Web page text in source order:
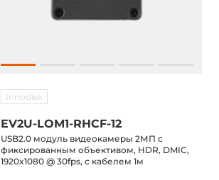
Innodisk
EV2U-LOM1-RHCF-12
USB2.0 модуль видеокамеры 2МП с
фиксированным объективом, HDR, DMIC,
1920x1080 @ 30fps, с кабелем 1м